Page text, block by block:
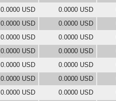
0.0000 USD 0.0000 USD
0.0000 USD 0.0000 USD
0.0000 USD 0.0000 USD
0.0000 USD 0.0000 USD
0.0000 USD 0.0000 USD
0.0000 USD 0.0000 USD
0.0000 USD 0.0000 USD